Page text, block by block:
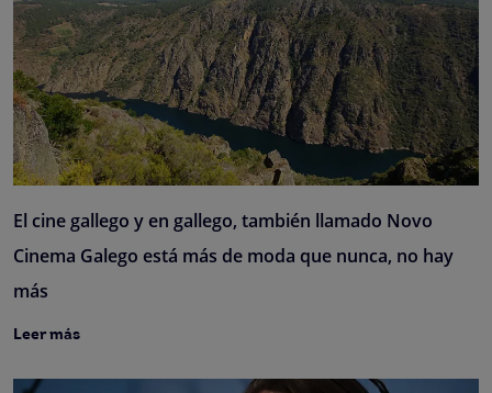
El cine gallego y en gallego, también llamado Novo
Cinema Galego está más de moda que nunca, no hay
más
Leer más